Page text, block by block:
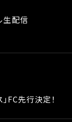
生配信
FC先行決定！